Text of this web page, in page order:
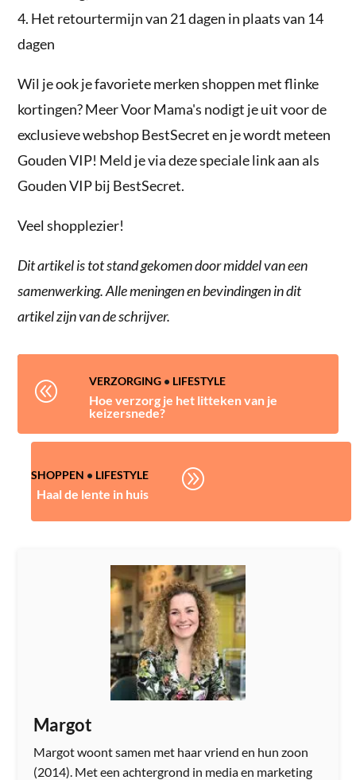
4. Het retourtermijn van 21 dagen in plaats van 14
dagen
Wil je ook je favoriete merken shoppen met flinke
kortingen? Meer Voor Mama's nodigt je uit voor de
exclusieve webshop BestSecret en je wordt meteen
Gouden VIP! Meld je via deze speciale link aan als
Gouden VIP bij BestSecret.
Veel shopplezier!
Dit artikel is tot stand gekomen door middel van een
samenwerking. Alle meningen en bevindingen in dit
artikel zijn van de schrijver.
@ VERZORGING • LIFESTYLE
Hoe verzorg je het litteken van je
keizersnede?
SHOPPEN • LIFESTYLE
Haal de lente in huis
A
Margot
Margot woont samen met haar vriend en hun zoon
(2014). Met een achtergrond in media en marketing